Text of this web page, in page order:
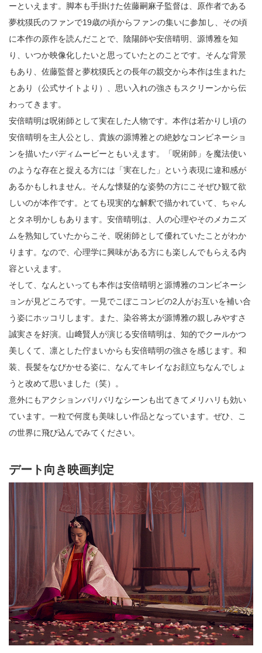
ーといえます。脚本も手掛けた佐藤嗣麻子監督は、原作者である
夢枕獏氏のファンで19歳の頃からファンの集いに参加し、その頃
に本作の原作を読んだことで、陰陽師や安倍晴明、源博雅を知
り、いつか映像化したいと思っていたとのことです。そんな背景
もあり、佐藤監督と夢枕獏氏との長年の親交から本作は生まれた
とあり（公式サイトより）、思い入れの強さもスクリーンから伝
わってきます。
安倍晴明は呪術師として実在した人物です。本作は若かりし頃の
安倍晴明を主人公とし、貴族の源博雅との絶妙なコンビネーショ
ンを描いたバディムービーともいえます。「呪術師」を魔法使い
のような存在と捉える方には「実在した」という表現に違和感が
あるかもしれません。そんな懐疑的な姿勢の方にこそぜひ観て欲
しいのが本作です。とても現実的な解釈で描かれていて、ちゃん
とタネ明かしもあります。安倍晴明は、人の心理やそのメカニズ
ムを熟知していたからこそ、呪術師として優れていたことがわか
ります。なので、心理学に興味がある方にも楽しんでもらえる内
容といえます。
そして、なんといっても本作は安倍晴明と源博雅のコンビネーシ
ョンが見どころです。一見でこぼこコンビの2人がお互いを補い合
う姿にホッコリします。また、染谷将太が源博雅の親しみやすさ
誠実さを好演。山﨑賢人が演じる安倍晴明は、知的でクールかつ
美しくて、凛とした佇まいからも安倍晴明の強さを感じます。和
装、長髪をなびかせる姿に、なんてキレイなお顔立ちなんでしょ
うと改めて思いました（笑）。
意外にもアクションバリバリなシーンも出てきてメリハリも効い
ています。一粒で何度も美味しい作品となっています。ぜひ、こ
の世界に飛び込んでみてください。
デート向き映画判定